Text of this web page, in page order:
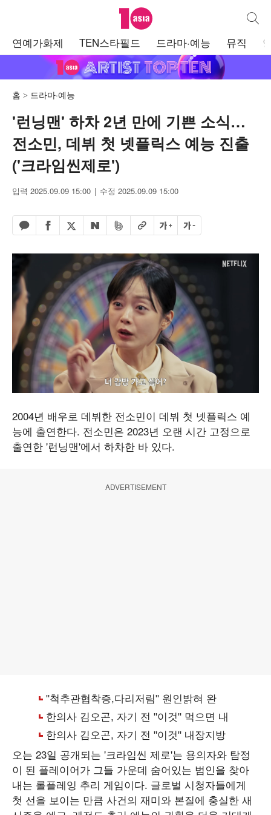
텐아시아 통합
연예가화제 TEN스타필드 드라마·예능 뮤직
홈 드라마·예능
'런닝맨' 하차 2년 만에 기쁜 소식…
전소민, 데뷔 첫 넷플릭스 예능 진출
('크라임씬제로')
입력 2025.09.09 15:00 수정 2025.09.09 15:00
카카오톡 공유하기
페이스북 공유하기
엑스 공유하기
네이버 공유하기
밴드 공유하기
URL복사글자 크게글자 작게
2004년 배우로 데뷔한 전소민이 데뷔 첫 넷플릭스 예
능에 출연한다. 전소민은 2023년 오랜 시간 고정으로
출연한 '런닝맨'에서 하차한 바 있다.
ADVERTISEMENT
오는 23일 공개되는 '크라임씬 제로'는 용의자와 탐정
이 된 플레이어가 그들 가운데 숨어있는 범인을 찾아
내는 롤플레잉 추리 게임이다. 글로벌 시청자들에게
첫 선을 보이는 만큼 사건의 재미와 본질에 충실한 새